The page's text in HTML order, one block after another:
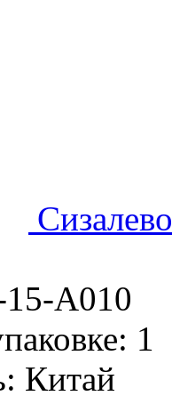
15-А010
1
Китай